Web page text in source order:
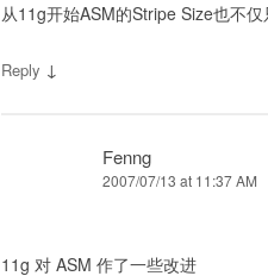
从11g开始ASM的Stripe Size也不
Reply ↓
Fenng
2007/07/13 at 11:37 AM
11g 对 ASM 作了一些改进